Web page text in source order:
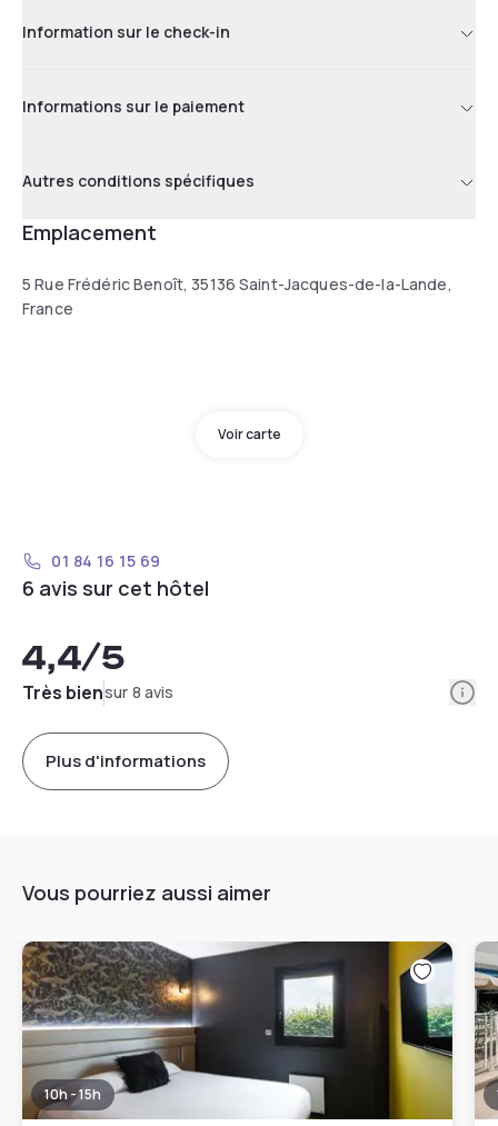
Information sur le check-in
Informations sur le paiement
Autres conditions spécifiques
Emplacement
5 Rue Frédéric Benoît, 35136 Saint-Jacques-de-la-Lande,
France
Voir carte
01 84 16 15 69
6 avis sur cet hôtel
4,4/5
Très biensur 8 avis
Plus d'informations
Vous pourriez aussi aimer
10h - 15h